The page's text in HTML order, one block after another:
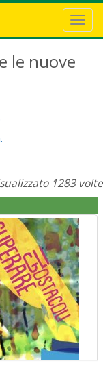
le nuove
1283 volte